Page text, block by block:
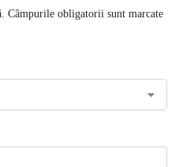
Câmpurile obligatorii sunt marcate